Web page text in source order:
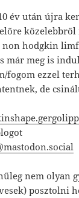
év után újra
non hodgkin
már meg is
fogom ezzel
de
nem olyan
posztolni